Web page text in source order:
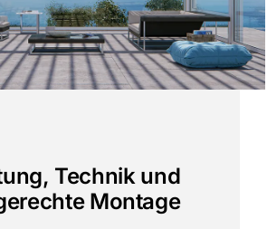
Technik und
Montage